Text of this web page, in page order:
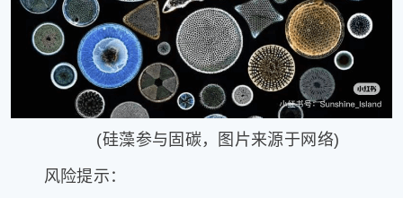
(硅藻参与固碳，图片来源于网络)
风险提示：